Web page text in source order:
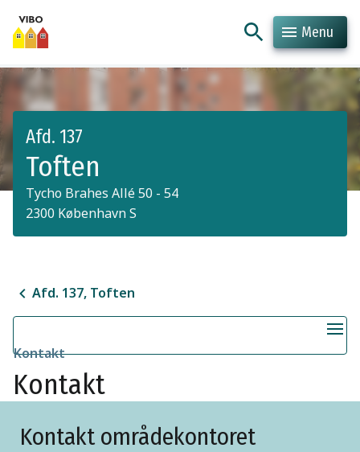
Hop til indhold
Hop til søgning
Menu
Afd. 137
Toften
Tycho Brahes Allé 50 - 54
2300 København S
Afd. 137, Toften
Kontakt
Kontakt
Kontakt områdekontoret